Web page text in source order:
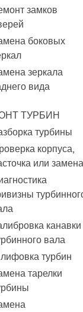
замков
боковых
зеркала
вида
ТУРБИН
турбины
корпуса,
или замена
канавки
вала
турбин
тарелки